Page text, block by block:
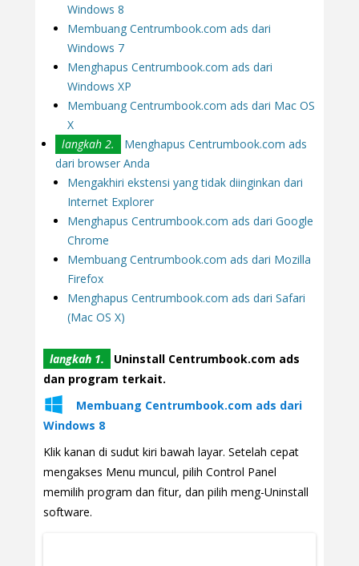
Windows 8
Membuang Centrumbook.com ads dari
Windows 7
Menghapus Centrumbook.com ads dari
Windows XP
Membuang Centrumbook.com ads dari Mac OS
X
langkah 2.
Menghapus Centrumbook.com ads
dari browser Anda
Mengakhiri ekstensi yang tidak diinginkan dari
Internet Explorer
Menghapus Centrumbook.com ads dari Google
Chrome
Membuang Centrumbook.com ads dari Mozilla
Firefox
Menghapus Centrumbook.com ads dari Safari
(Mac OS X)
langkah 1.
Uninstall Centrumbook.com ads
dan program terkait.
Membuang Centrumbook.com ads dari
Windows 8
Klik kanan di sudut kiri bawah layar. Setelah cepat
mengakses Menu muncul, pilih Control Panel
memilih program dan fitur, dan pilih meng-Uninstall
software.